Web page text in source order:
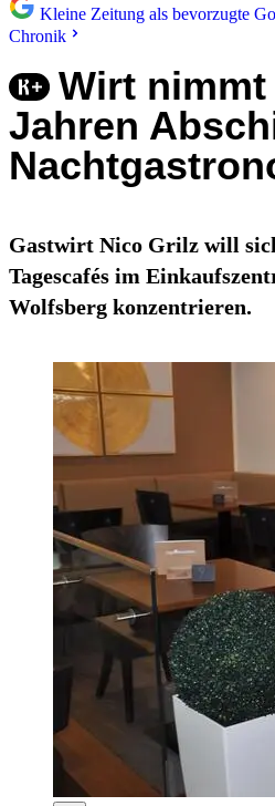
Kleine Zeitung als bevorzugte
Chronik
Wirt nimmt
Jahren
Gastwirt Nico Grilz will
Tagescafés im
Wolfsberg konzentrieren.